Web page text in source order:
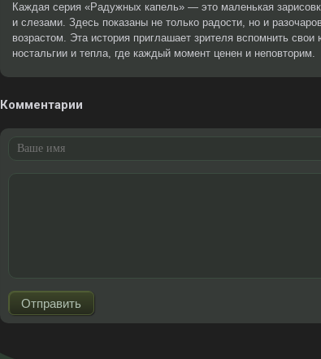
Каждая серия «Радужных капель» — это маленькая
и слезами. Здесь показаны не только радости, но и
возрастом. Эта история приглашает зрителя вспомнить
ностальгии и тепла, где каждый момент ценен и неповторим.
Комментарии